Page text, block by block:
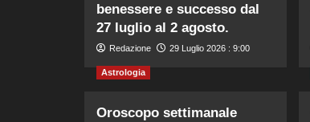
benessere e successo dal
27 luglio al 2 agosto.
Redazione 29 Luglio 2026 : 9:00
Astrologia
Oroscopo settimanale